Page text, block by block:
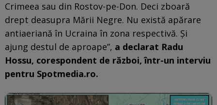
Crimeea sau din Rostov-pe-Don. Deci zboară
drept deasupra Mării Negre. Nu există apărare
antiaeriană în Ucraina în zona respectivă. Și
ajung destul de aproape”, a declarat Radu
Hossu, corespondent de război, într-un interviu
pentru Spotmedia.ro.